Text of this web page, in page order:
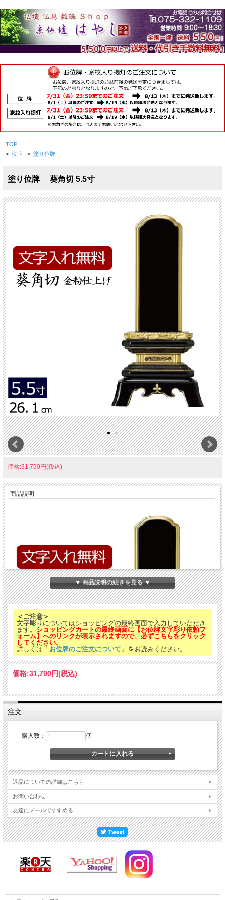
TOP
> 位牌 > 塗り位牌
塗り位牌 葵角切 5.5寸
価格:31,790円(税込)
商品説明
▼ 商品説明の続きを見る ▼
＜ご注意＞
文字彫りについてはショッピングの最終画面で入力していただき
ます。 ショッピングカートの最終画面に【お位牌文字彫り依頼フ
ォーム】へのリンクが表示されますので、必ずこちらをクリック
してください。
詳しくは「お位牌のご注文について 」をお読みください。
価格:31,790円(税込)
注文
購入数： 個
返品についての詳細はこちら
お問い合わせ
友達にメールですすめる